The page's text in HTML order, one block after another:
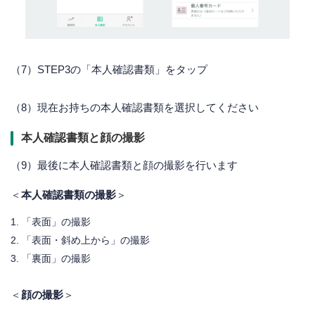
（7）STEP3の「本人確認書類」をタップ
（8）現在お持ちの本人確認書類を選択してください
本人確認書類と顔の撮影
（9）最後に本人確認書類と顔の撮影を行います
＜本人確認書類の撮影＞
「表面」の撮影
「表面・斜め上から」の撮影
「裏面」の撮影
＜ 顔の撮影＞